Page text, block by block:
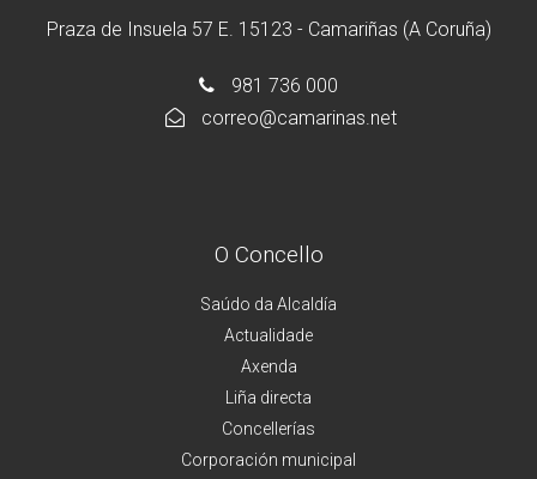
Praza de Insuela 57 E. 15123 - Camariñas (A Coruña)
981 736 000
correo@camarinas.net
O Concello
Saúdo da Alcaldía
Actualidade
Axenda
Liña directa
Concellerías
Corporación municipal